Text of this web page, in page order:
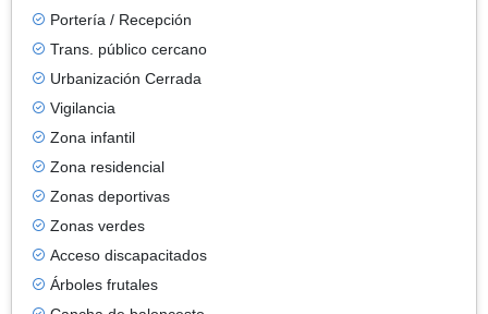
Portería / Recepción
Trans. público cercano
Urbanización Cerrada
Vigilancia
Zona infantil
Zona residencial
Zonas deportivas
Zonas verdes
Acceso discapacitados
Árboles frutales